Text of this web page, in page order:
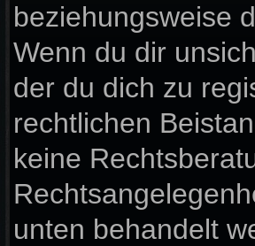
beziehungsweise
Wenn du dir
der du dich zu
rechtlichen
keine
unten behandelt